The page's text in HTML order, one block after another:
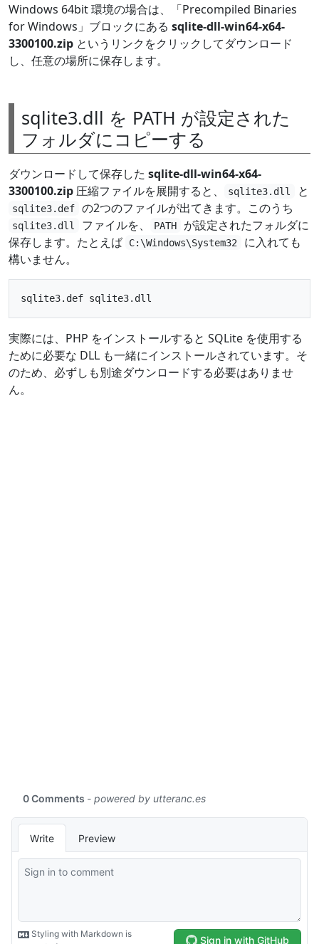
Windows 64bit 環境の場合は、「Precompiled Binaries
for Windows」ブロックにある sqlite-dll-win64-x64-
3300100.zip というリンクをクリックしてダウンロード
し、任意の場所に保存します。
sqlite3.dll を PATH が設定された
フォルダにコピーする
ダウンロードして保存した sqlite-dll-win64-x64-
3300100.zip 圧縮ファイルを展開すると、 sqlite3.dll と
sqlite3.def の2つのファイルが出てきます。このうち
sqlite3.dll ファイルを、 PATH
が設定されたフォルダに
保存します。たとえば
C:\Windows\System32
に入れても
構いません。
実際には、PHP をインストールすると SQLite を使用する
ために必要な DLL も一緒にインストールされています。そ
のため、必ずしも別途ダウンロードする必要はありませ
ん。